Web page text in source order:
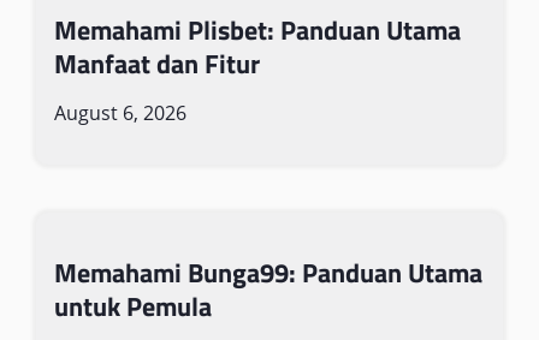
Memahami Plisbet: Panduan Utama
Manfaat dan Fitur
August 6, 2026
Memahami Bunga99: Panduan Utama
untuk Pemula